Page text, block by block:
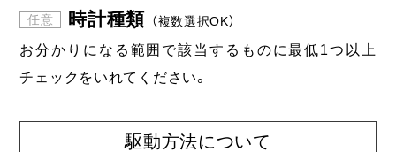
時計種類 （複数選択OK）
お分かりになる範囲で該当するものに最低1つ以上
チェックをいれてください。
駆動方法について